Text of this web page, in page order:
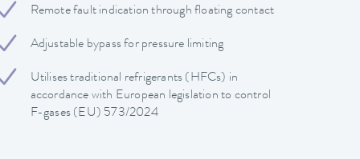
Remote fault indication through floating contact
Adjustable bypass for pressure limiting
Utilises traditional refrigerants (HFCs) in
accordance with European legislation to control
F-gases (EU) 573/2024